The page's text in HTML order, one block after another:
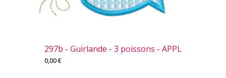
297b - Guirlande - 3 poissons - APPL
0,00€